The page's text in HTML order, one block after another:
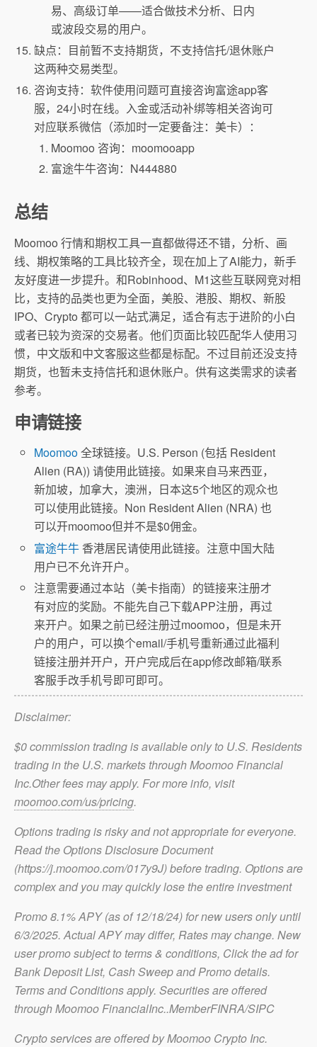
易、高级订单——适合做技术分析、日内
或波段交易的用户。
缺点：目前暂不支持期货，不支持信托/退休账户
这两种交易类型。
咨询支持：软件使用问题可直接咨询富途app客
服，24小时在线。入金或活动补绑等相关咨询可
对应联系微信（添加时一定要备注：美卡）：
Moomoo 咨询：moomooapp
富途牛牛咨询：N444880
总结
Moomoo 行情和期权工具一直都做得还不错，分析、画
线、期权策略的工具比较齐全，现在加上了AI能力，新手
友好度进一步提升。和Robinhood、M1这些互联网竞对相
比，支持的品类也更为全面，美股、港股、期权、新股
IPO、Crypto 都可以一站式满足，适合有志于进阶的小白
或者已较为资深的交易者。他们页面比较匹配华人使用习
惯，中文版和中文客服这些都是标配。不过目前还没支持
期货，也暂未支持信托和退休账户。供有这类需求的读者
参考。
申请链接
Moomoo全球链接。U.S. Person (包括 Resident
Alien (RA)) 请使用此链接。如果来自马来西亚，
新加坡，加拿大，澳洲，日本这5个地区的观众也
可以使用此链接。Non Resident Alien (NRA) 也
可以开moomoo但并不是$0佣金。
富途牛牛 香港居民请使用此链接。注意中国大陆
用户已不允许开户。
注意需要通过本站（美卡指南）的链接来注册才
有对应的奖励。不能先自己下载APP注册，再过
来开户。如果之前已经注册过moomoo，但是未开
户的用户，可以换个email/手机号重新通过此福利
链接注册并开户，开户完成后在app修改邮箱/联系
客服手改手机号即可即可。
Disclaimer:
$0 commission trading is available only to U.S. Residents
trading in the U.S. markets through Moomoo Financial
Inc.Other fees may apply. For more info, visit
moomoo.com/us/pricing.
Options trading is risky and not appropriate for everyone.
Read the Options Disclosure Document
(https://j.moomoo.com/017y9J) before trading. Options are
complex and you may quickly lose the entire investment
Promo 8.1% APY (as of 12/18/24) for new users only until
6/3/2025. Actual APY may differ, Rates may change. New
user promo subject to terms & conditions, Click the ad for
Bank Deposit List, Cash Sweep and Promo details.
Terms and Conditions apply. Securities are offered
through Moomoo FinancialInc..MemberFINRA/SIPC
Crypto services are offered by Moomoo Crypto Inc.